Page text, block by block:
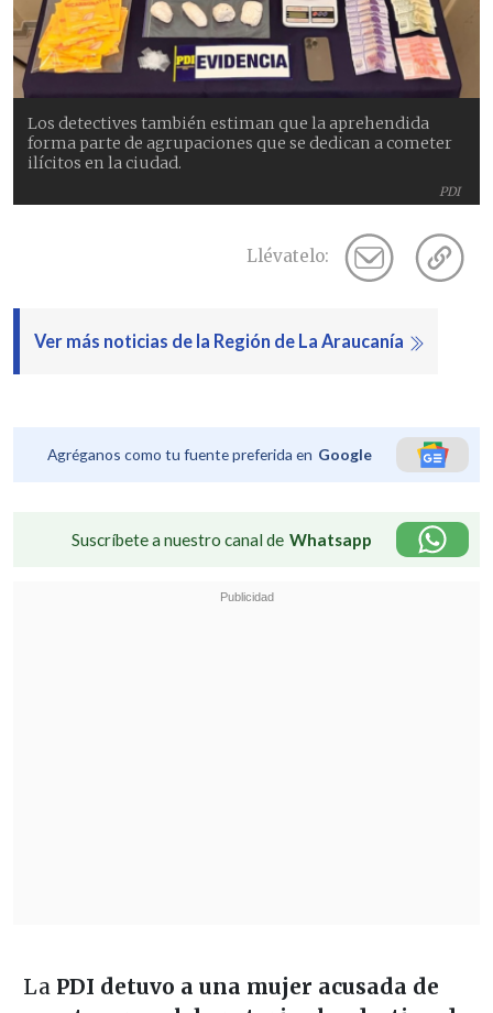
PDI
Los detectives también estiman que la aprehendida
forma parte de agrupaciones que se dedican a cometer
ilícitos en la ciudad.
Llévatelo:
Ver más noticias de la Región de La Araucanía
Agréganos como tu fuente preferida en Google
Suscríbete a nuestro canal de Whatsapp
La PDI detuvo a una mujer acusada de